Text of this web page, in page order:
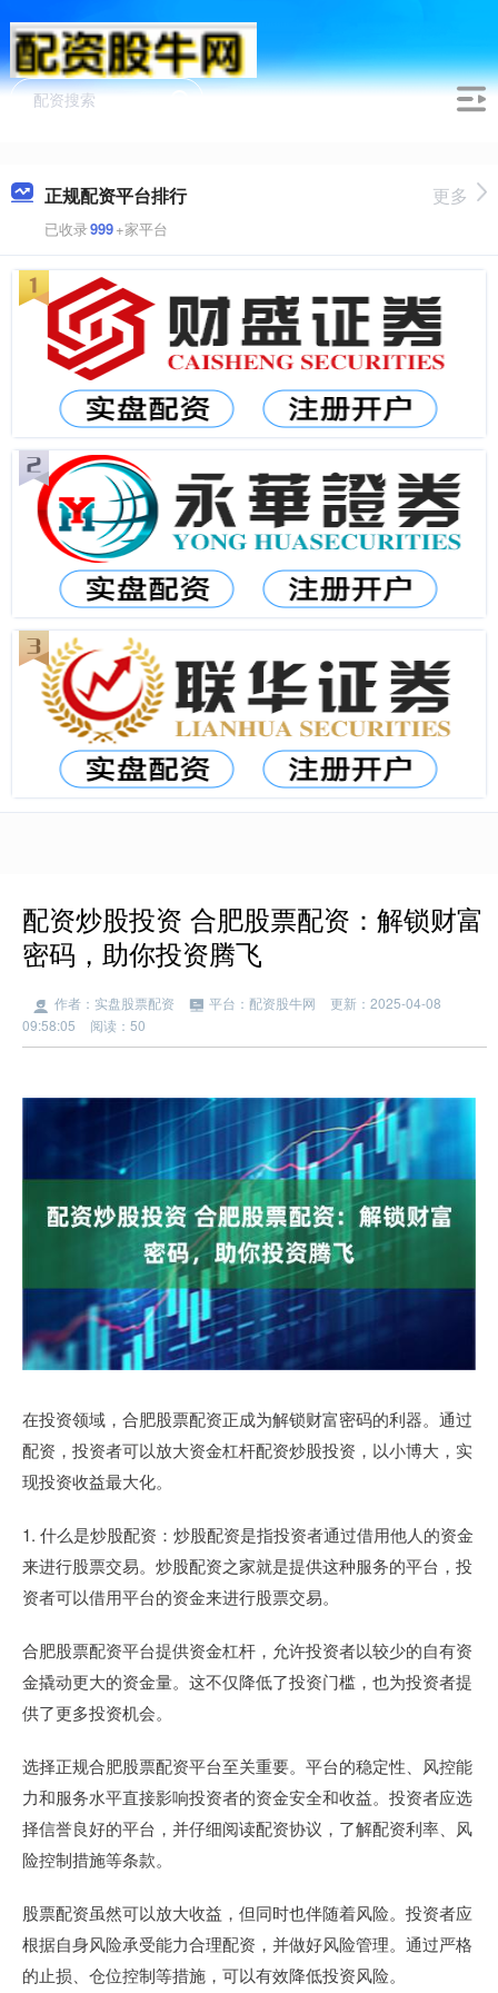
正规配资平台排行
已收录999+家平台
更多
配资炒股投资 合肥股票配资：解锁财富
密码，助你投资腾飞
作者：实盘股票配资 平台：配资股牛网
更新：2025-04-08
09:58:05
阅读：50
在投资领域，合肥股票配资正成为解锁财富密码的利器。通过
配资，投资者可以放大资金杠杆配资炒股投资，以小博大，实
现投资收益最大化。
1. 什么是炒股配资：炒股配资是指投资者通过借用他人的资金
来进行股票交易。炒股配资之家就是提供这种服务的平台，投
资者可以借用平台的资金来进行股票交易。
合肥股票配资平台提供资金杠杆，允许投资者以较少的自有资
金撬动更大的资金量。这不仅降低了投资门槛，也为投资者提
供了更多投资机会。
选择正规合肥股票配资平台至关重要。平台的稳定性、风控能
力和服务水平直接影响投资者的资金安全和收益。投资者应选
择信誉良好的平台，并仔细阅读配资协议，了解配资利率、风
险控制措施等条款。
股票配资虽然可以放大收益，但同时也伴随着风险。投资者应
根据自身风险承受能力合理配资，并做好风险管理。通过严格
的止损、仓位控制等措施，可以有效降低投资风险。